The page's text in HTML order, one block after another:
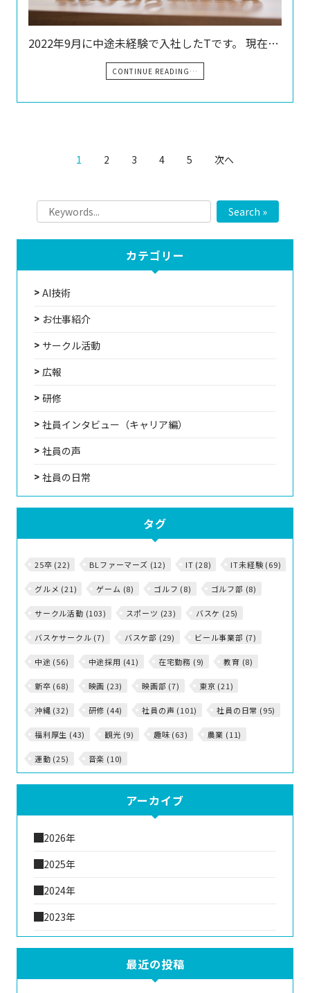
2022年9月に中途未経験で入社したTです。 現在…
CONTINUE READING…
1 2 3 4 5 次へ
Search »
カテゴリー
AI技術
お仕事紹介
サークル活動
広報
研修
社員インタビュー（キャリア編）
社員の声
社員の日常
タグ
25卒 (22) BLファーマーズ (12) IT (28) IT未経験 (69)
グルメ (21) ゲーム (8) ゴルフ (8) ゴルフ部 (8)
サークル活動 (103) スポーツ (23) バスケ (25)
バスケサークル (7) バスケ部 (29) ビール事業部 (7)
中途 (56) 中途採用 (41) 在宅勤務 (9) 教育 (8)
新卒 (68) 映画 (23) 映画部 (7) 東京 (21)
沖縄 (32) 研修 (44) 社員の声 (101) 社員の日常 (95)
福利厚生 (43) 観光 (9) 趣味 (63) 農業 (11)
運動 (25) 音楽 (10)
アーカイブ
2026年
2025年
2024年
2023年
最近の投稿